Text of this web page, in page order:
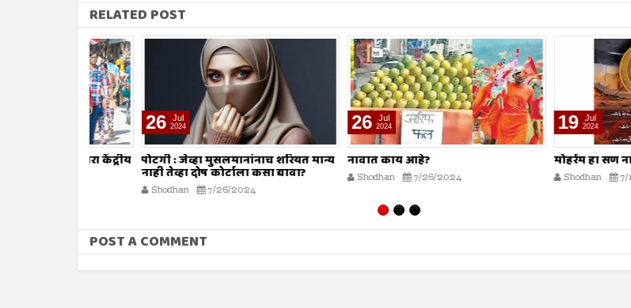
RELATED POST
26 Jul
2024
पोटगी : जेव्हा मुसलमानांनाच शरियत मान्य
नाही तेव्हा दोष कोर्टाला कसा द्यावा?
7/26/2024
26
नावात काय आहे?
Shodhan 7/26/2024
19 Jul
2024
मोहर्रम हा सण नाही?
7/19/2024
POST A COMMENT